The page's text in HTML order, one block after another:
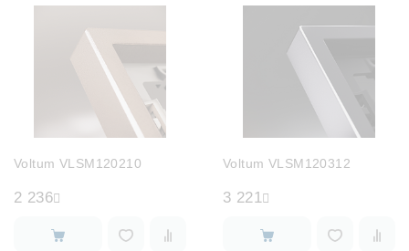
Частые вопросы
Бренды
База знаний
Контакты
Voltum VLSM120210
2 236
Voltum VLSM120312
3 221